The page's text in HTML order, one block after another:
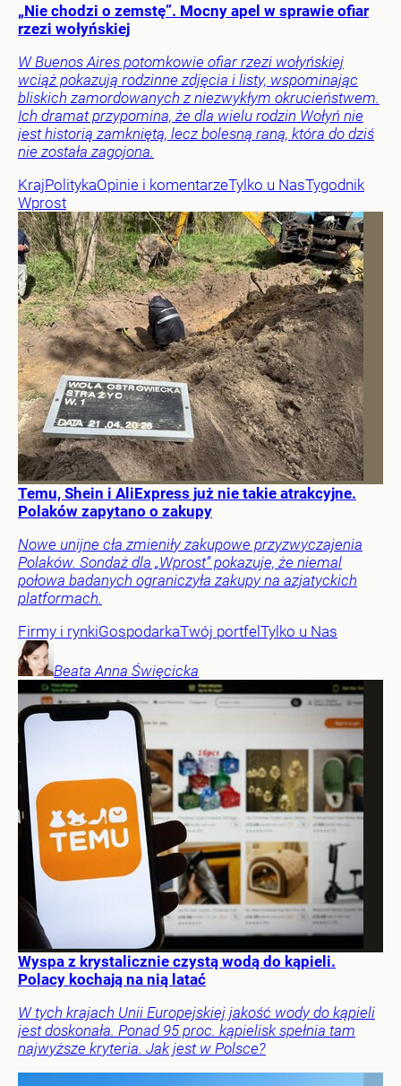
„Nie chodzi o zemstę”. Mocny apel w sprawie ofiar
rzezi wołyńskiej
W Buenos Aires potomkowie ofiar rzezi wołyńskiej
wciąż pokazują rodzinne zdjęcia i listy, wspominając
bliskich zamordowanych z niezwykłym okrucieństwem.
Ich dramat przypomina, że dla wielu rodzin Wołyń nie
jest historią zamkniętą, lecz bolesną raną, która do dziś
nie została zagojona.
KrajPolitykaOpinie i komentarzeTylko u NasTygodnik
Wprost
Temu, Shein i AliExpress już nie takie atrakcyjne.
Polaków zapytano o zakupy
Nowe unijne cła zmieniły zakupowe przyzwyczajenia
Polaków. Sondaż dla „Wprost” pokazuje, że niemal
połowa badanych ograniczyła zakupy na azjatyckich
platformach.
Firmy i rynkiGospodarkaTwój portfelTylko u Nas
Beata Anna Święcicka
Wyspa z krystalicznie czystą wodą do kąpieli.
Polacy kochają na nią latać
W tych krajach Unii Europejskiej jakość wody do kąpieli
jest doskonała. Ponad 95 proc. kąpielisk spełnia tam
najwyższe kryteria. Jak jest w Polsce?